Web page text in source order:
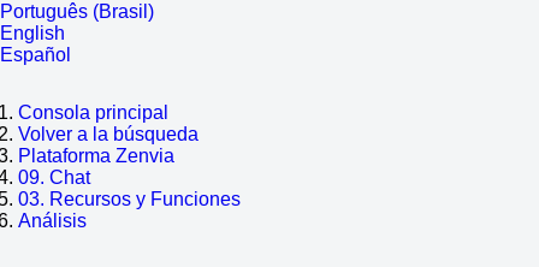
Português (Brasil)
English
Español
Consola principal
Volver a la búsqueda
Plataforma Zenvia
09. Chat
03. Recursos y Funciones
Análisis